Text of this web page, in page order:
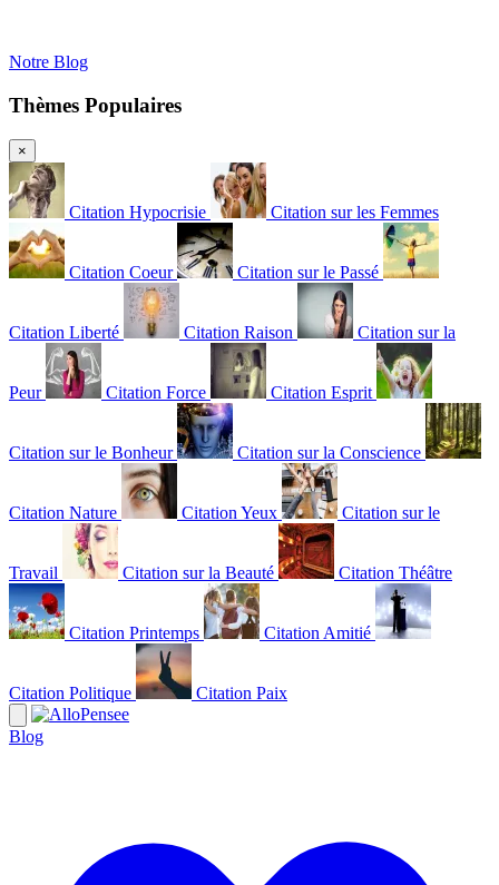
Notre Blog
Thèmes Populaires
×
Citation Hypocrisie Citation sur les Femmes
Citation Coeur Citation sur le Passé
Citation Liberté Citation Raison Citation sur la
Peur Citation Force Citation Esprit
Citation sur le Bonheur Citation sur la Conscience
Citation Nature Citation Yeux Citation sur le
Travail Citation sur la Beauté Citation Théâtre
Citation Printemps Citation Amitié
Citation Politique Citation Paix
Blog